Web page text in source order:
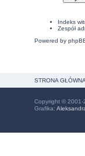
Indeks
Zespół
Powered by
STRONA GŁÓWNA
Copyright © 2001-
Grafika: